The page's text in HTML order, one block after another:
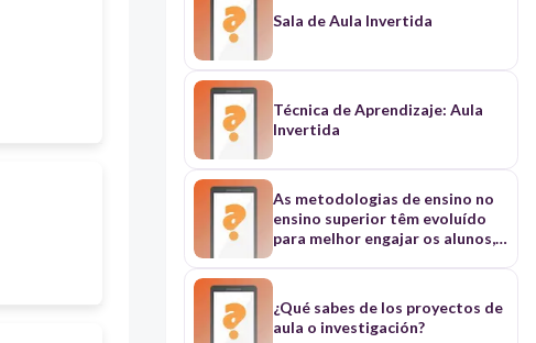
Sala de Aula Invertida
Técnica de Aprendizaje: Aula
Invertida
As metodologias de ensino no
ensino superior têm evoluído
para melhor engajar os alunos,
principalmente com o advento
aprendizado. Aqui estão
algumas abordagens modernas
¿Qué sabes de los proyectos de
aula o investigación?